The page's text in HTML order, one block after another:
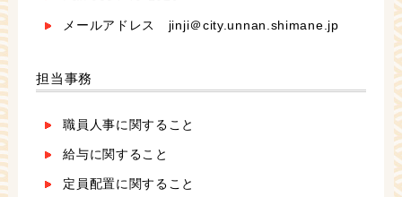
メールアドレス jinji＠city.unnan.shimane.jp
担当事務
職員人事に関すること
給与に関すること
定員配置に関すること